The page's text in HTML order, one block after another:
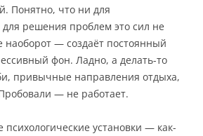
Понятно, что ни для
решения проблем это сил не
наоборот — создаёт постоянный
фон. Ладно, а делать-то
привычные направления отдыха,
— не работает.
установки — как-